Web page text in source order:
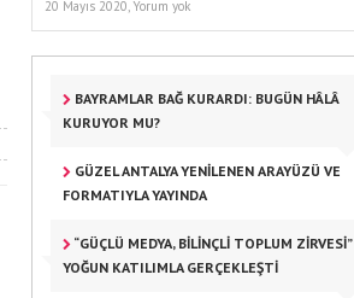
20 Mayıs 2020, Yorum yok
BAYRAMLAR BAĞ KURARDI: BUGÜN HÂLÂ
KURUYOR MU?
GÜZEL ANTALYA YENILENEN ARAYÜZÜ VE
FORMATIYLA YAYINDA
“GÜÇLÜ MEDYA, BILINÇLI TOPLUM ZIRVESI”
YOĞUN KATILIMLA GERÇEKLEŞTI